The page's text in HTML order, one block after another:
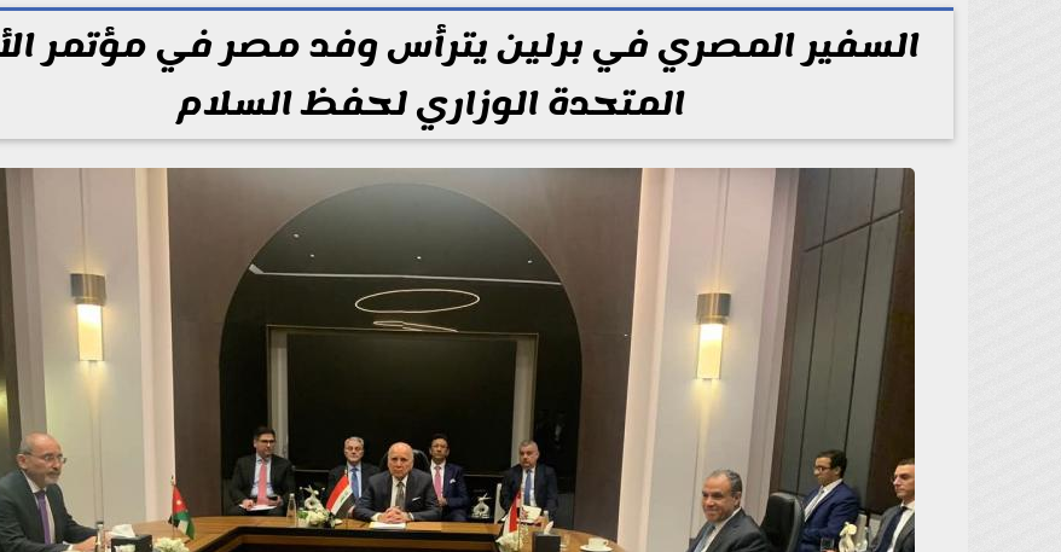
2025-05-15 10:40:20
السفير المصري في برلين يترأس وفد مصر في مؤتمر
المتحدة الوزاري لحفظ السلام